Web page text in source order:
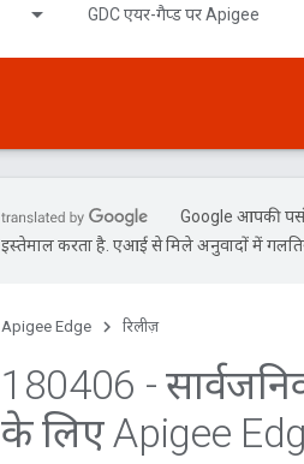
GDC एयर-गैप्ड पर Apigee
Google आपकी
इस्तेमाल करता है. एआई से मिले अनुवादों में
Apigee Edge रिलीज़
180406 -
के लिए Apigee